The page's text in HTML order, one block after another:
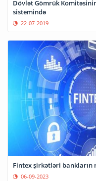
Dövlət Gömrük
sistemində
22-07-2019
Fintex şirkətləri
06-09-2023